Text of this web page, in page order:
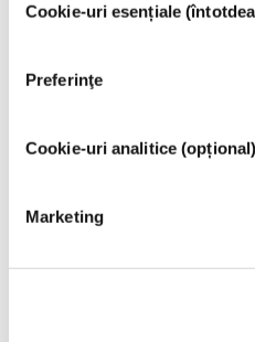
consimțământului
Cookie-uri esențiale
Preferinţe
Cookie-uri analitice (opțional)
Marketing
Reglementarea
reglementărilor. Vă rugăm